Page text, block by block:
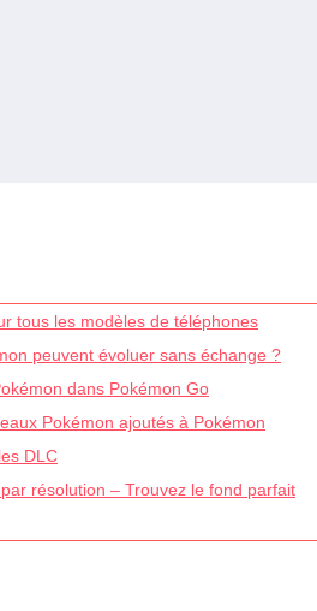
tous les modèles de téléphones
peuvent évoluer sans échange ?
dans Pokémon Go
Pokémon ajoutés à Pokémon
DLC
résolution – Trouvez le fond parfait